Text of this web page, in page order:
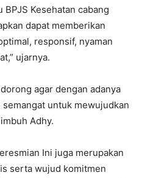
BPJS Kesehatan cabang
dapat memberikan
responsif, nyaman
ujarnya.
agar dengan adanya
untuk mewujudkan
Adhy.
Ini juga merupakan
serta wujud komitmen